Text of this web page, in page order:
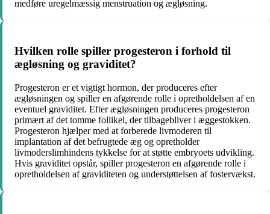
medføre uregelmæssig menstruation og ægløsning.
Hvilken rolle spiller progesteron i forhold til
ægløsning og graviditet?
Progesteron er et vigtigt hormon, der produceres efter
ægløsningen og spiller en afgørende rolle i opretholdelsen af en
eventuel graviditet. Efter ægløsningen produceres progesteron
primært af det tomme follikel, der tilbagebliver i æggestokken.
Progesteron hjælper med at forberede livmoderen til
implantation af det befrugtede æg og opretholder
livmoderslimhindens tykkelse for at støtte embryoets udvikling.
Hvis graviditet opstår, spiller progesteron en afgørende rolle i
opretholdelsen af graviditeten og understøttelsen af fostervækst.